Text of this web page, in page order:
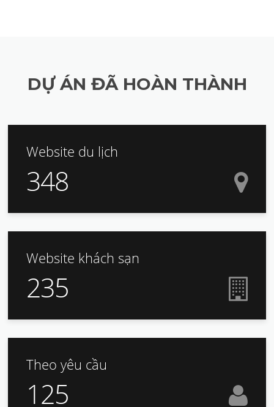
DỰ ÁN ĐÃ HOÀN THÀNH
Website du lịch
348
Website khách sạn
235
Theo yêu cầu
125